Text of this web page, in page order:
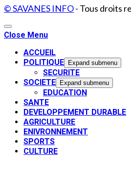
© SAVANES INFO- Tous droits
Close Menu
ACCUEIL
POLITIQUE
Expand submenu
SECURITE
SOCIETE
Expand submenu
EDUCATION
SANTE
DEVELOPPEMENT DURABLE
AGRICULTURE
ENIVRONNEMENT
SPORTS
CULTURE